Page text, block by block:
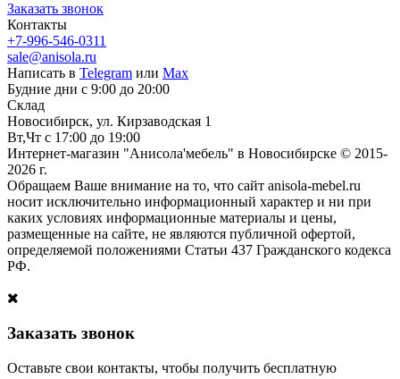
Заказать звонок
Контакты
+7-996-546-0311
sale@anisola.ru
Написать в Telegram или Max
Будние дни с 9:00 до 20:00
Склад
Новосибирск, ул. Кирзаводская 1
Вт,Чт с 17:00 до 19:00
Интернет-магазин "Анисола'мебель" в Новосибирске © 2015-
2026 г.
Обращаем Ваше внимание на то, что сайт anisola-mebel.ru
носит исключительно информационный характер и ни при
каких условиях информационные материалы и цены,
размещенные на сайте, не являются публичной офертой,
определяемой положениями Статьи 437 Гражданского кодекса
РФ.
Заказать звонок
Оставьте свои контакты, чтобы получить бесплатную